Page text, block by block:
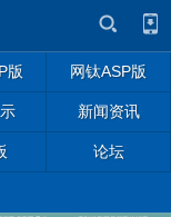
版 网钛ASP版
新闻资讯
论坛